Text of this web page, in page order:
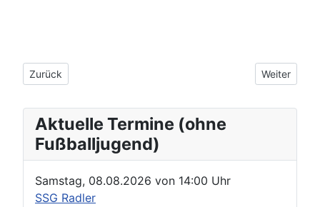
Vorheriger Beitrag: Mitgliederversammlung beschließt
Zurück Nächster
Weiter
Aktuelle Termine (ohne
Fußballjugend)
Samstag, 08.08.2026 von 14:00 Uhr
SSG Radler